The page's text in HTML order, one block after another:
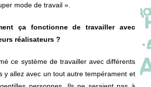
mode de travail ».
ça fonctionne de travailler avec
réalisateurs ?
ce système de travailler avec différents
y allez avec un tout autre tempérament et